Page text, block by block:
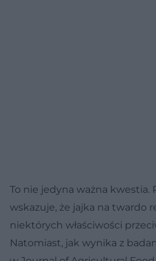
To nie jedyna ważna kwestia.
wskazuje, że jajka na twardo
niektórych właściwości
Natomiast, jak wynika z